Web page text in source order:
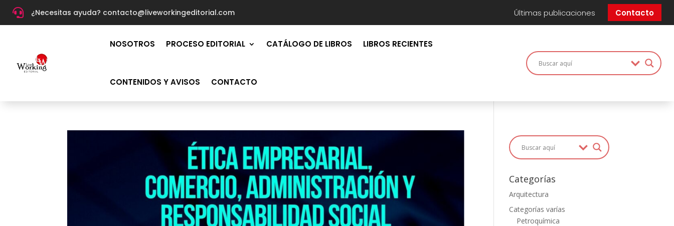
 ¿Necesitas ayuda? contacto@liveworkingeditorial.com Últimas publicaciones Contacto
NOSOTROS PROCESO EDITORIAL CATÁLOGO DE LIBROS LIBROS RECIENTES
CONTENIDOS Y AVISOS CONTACTO
Categorías
Arquitectura
Categorías varías
Petroquímica